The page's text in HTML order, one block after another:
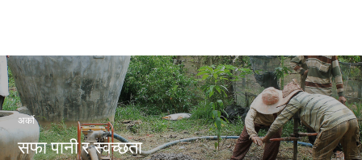
अर्को
सफा पानी र स्वच्छता